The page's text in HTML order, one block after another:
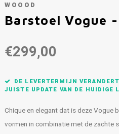
WOOOD
Barstoel Vogue
€299,00
DE LEVERTERMIJN
JUISTE UPDATE VAN DE HUIDIGE
Chique en elegant dat is deze Vogue
vormen in combinatie met de zachte